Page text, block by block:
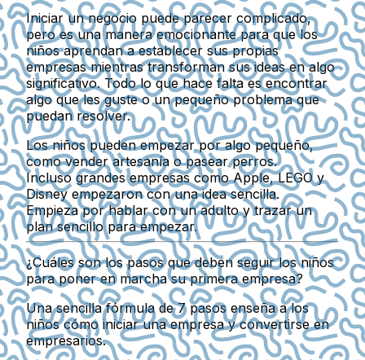
Iniciar un negocio puede parecer complicado,
pero es una manera emocionante para que los
niños aprendan a establecer sus propias
empresas mientras transforman sus ideas en algo
significativo. Todo lo que hace falta es encontrar
algo que les guste o un pequeño problema que
puedan resolver.
Los niños pueden empezar por algo pequeño,
como vender artesanía o pasear perros.
Incluso grandes empresas como Apple, LEGO y
Disney empezaron con una idea sencilla.
Empieza por hablar con un adulto y trazar un
plan sencillo para empezar.
¿Cuáles son los pasos que deben seguir los niños
para poner en marcha su primera empresa?
Una sencilla fórmula de 7 pasos enseña a los
niños cómo iniciar una empresa y convertirse en
empresarios.